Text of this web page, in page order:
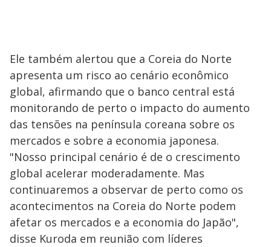
Ele também alertou que a Coreia do Norte
apresenta um risco ao cenário econômico
global, afirmando que o banco central está
monitorando de perto o impacto do aumento
das tensões na península coreana sobre os
mercados e sobre a economia japonesa.
"Nosso principal cenário é de o crescimento
global acelerar moderadamente. Mas
continuaremos a observar de perto como os
acontecimentos na Coreia do Norte podem
afetar os mercados e a economia do Japão",
disse Kuroda em reunião com líderes